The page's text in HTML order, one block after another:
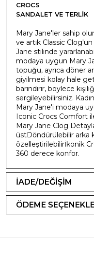
CROCS
SANDALET VE TERLIK
Mary Jane'ler sahip
ve artık Classic
Jane stilinde
modaya uygun Mary
topuğu, ayrıca döner
giyilmesi kolay hale
barındırır, böylece
sergileyebilirsiniz.
Mary Jane'i modaya
Iconic Crocs Comfort
Mary Jane Clog
üstDöndürülebilir arka
özelleştirilebilirİkonik
360 derece konfor.
İADE/DEĞİŞİM
ÖDEME